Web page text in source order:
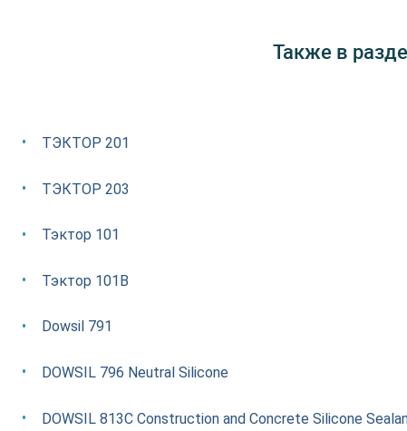
Также в
ТЭКТОР 201
ТЭКТОР 203
Тэктор 101
Тэктор 101В
Dowsil 791
DOWSIL 796 Neutral Silicone
DOWSIL 813C Construction and Concrete Silicone